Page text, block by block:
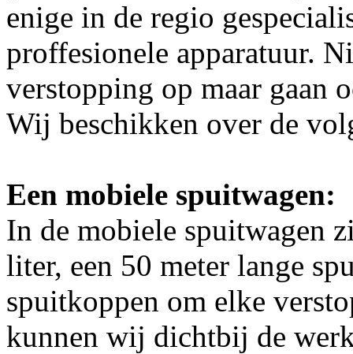
enige in de regio
proffesionele apparatuur.
verstopping op maar gaan
Wij beschikken over de
Een mobiele spuitwagen:
In de mobiele spuitwagen
liter, een 50 meter lange
spuitkoppen om elke
kunnen wij dichtbij de